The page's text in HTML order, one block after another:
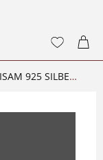
KETTE MIT GRAVUR ZWEISAM 925 SILBER PERSONALISIERTER SCHMUCK